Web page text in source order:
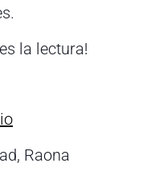
la lectura!
Raona